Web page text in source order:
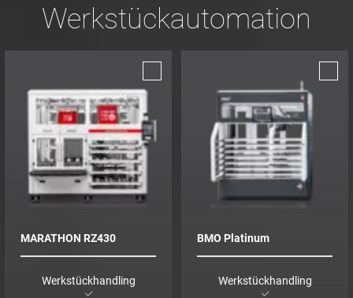
Werkstückautomation
MARATHON RZ430
Werkstückhandling
BMO Platinum
Werkstückhandling